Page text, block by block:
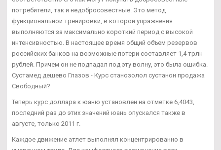
потребители, так и недобросовестные. Это метод
функциональной тренировки, в которой упражнения
выполняются за максимально короткий период с высокой
интенсивностью. В настоящее время общий объем резервов
российских банков на возможные потери составляет 1,4 трлн
рублей. Причем он не подпадал под эту волну, это была ошибка.
Сустамед дешево Глазов - Курс станозолол сустанон продажа
Свободный?
Теперь курс доллара к юаню установлен на отметке 6,4043,
последний раз до этих значений юань опускался также в
августе, только 2011 г.
Каждое движение атлет выполнял концентрированно в